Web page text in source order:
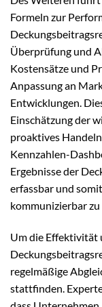
Formeln zur
Überprüfung und
Kostensätze und
Anpassung an
Entwicklungen.
Einschätzung der
proaktives
Kennzahlen-
Ergebnisse der
erfassbar und
kommunizierbar zu
Um die Effektivität
regelmäßige
stattfinden.